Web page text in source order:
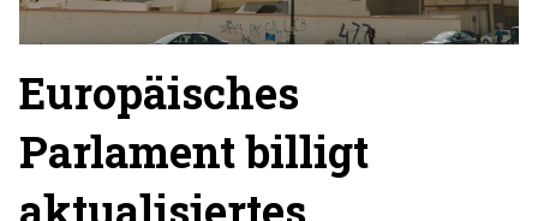
Europäisches
Parlament billigt